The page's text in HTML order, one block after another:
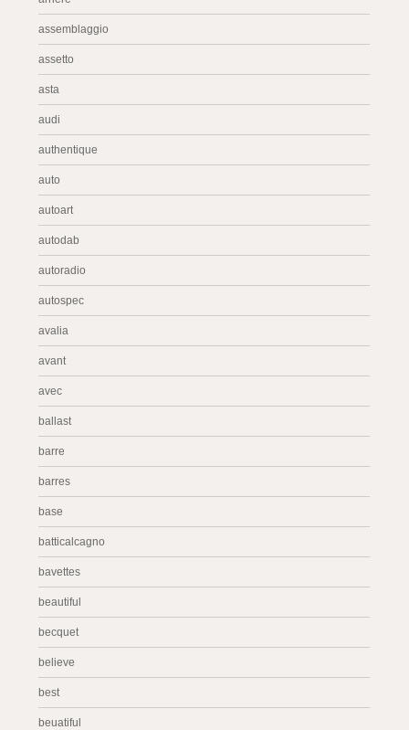
assemblaggio
assetto
asta
audi
authentique
auto
autoart
autodab
autoradio
autospec
avalia
avant
avec
ballast
barre
barres
base
batticalcagno
bavettes
beautiful
becquet
believe
best
beuatiful